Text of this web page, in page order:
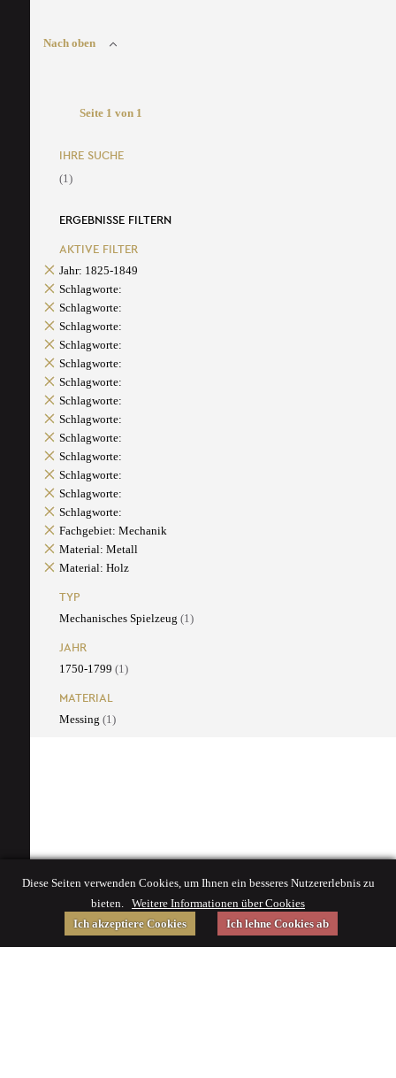
Nach oben
Seite 1 von 1
IHRE SUCHE
(1)
ERGEBNISSE FILTERN
AKTIVE FILTER
Jahr: 1825-1849
Schlagworte:
Schlagworte:
Schlagworte:
Schlagworte:
Schlagworte:
Schlagworte:
Schlagworte:
Schlagworte:
Schlagworte:
Schlagworte:
Schlagworte:
Schlagworte:
Schlagworte:
Fachgebiet: Mechanik
Material: Metall
Material: Holz
TYP
Mechanisches Spielzeug (1)
JAHR
1750-1799 (1)
MATERIAL
Messing (1)
Diese Seiten verwenden Cookies, um Ihnen ein besseres Nutzererlebnis zu
bieten. Weitere Informationen über Cookies
Ich akzeptiere Cookies
Ich lehne Cookies ab